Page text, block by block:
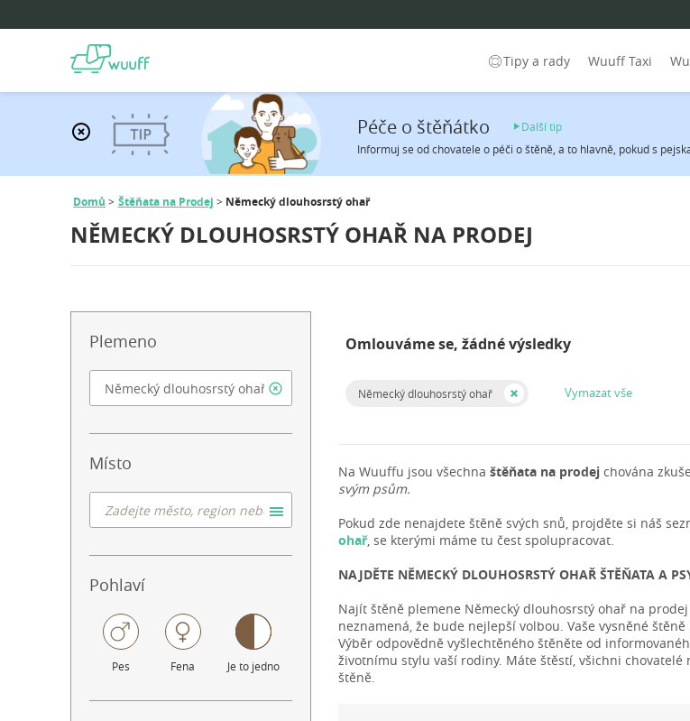
Tipy a rady Wuuff Taxi
Péče o štěňátko
Další tip
Informuj se od chovatele o péči o štěně, a to hlavně, pokud s
Domů Štěňata na Prodej Německý dlouhosrstý ohař
NĚMECKÝ DLOUHOSRSTÝ OHAŘ NA PRODEJ
Plemeno
Místo
Pohlaví
Pes Fena Je to jedno
Omlouváme se, žádné výsledky
Německý dlouhosrstý ohař Vymazat vše
Na Wuuffu jsou všechna štěňata na prodej chována
svým psům.
Pokud zde nenajdete štěně svých snů, projděte si náš
ohař, se kterými máme tu čest spolupracovat.
NAJDĚTE NĚMECKÝ DLOUHOSRSTÝ OHAŘ ŠTĚŇATA A
Najít štěně plemene Německý dlouhosrstý ohař na
neznamená, že bude nejlepší volbou. Vaše vysněné
Výběr odpovědně vyšlechtěného štěněte od
životnímu stylu vaší rodiny. Máte štěstí, všichni
štěně.